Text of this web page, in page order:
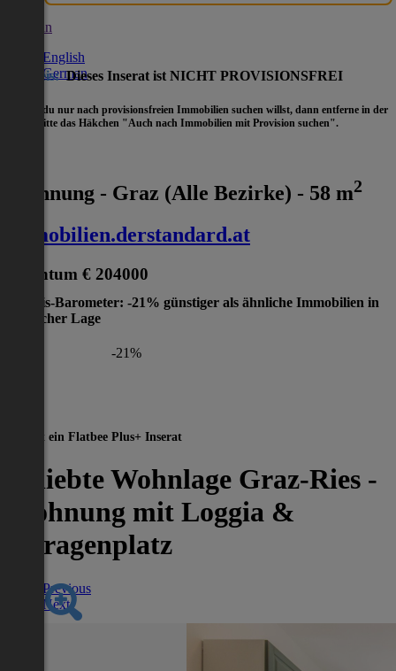
German
English
German
Hinweis:Dieses Inserat ist NICHT PROVISIONSFREI
- Wenn du nur nach provisionsfreien Immobilien suchen willst, dann entferne in der
bitte das Häkchen "Auch nach Immobilien mit Provision suchen".
Wohnung - Graz (Alle Bezirke) - 58 m2
immobilien.derstandard.at
Eigentum € 204000
Preis-Barometer: -21% günstiger als ähnliche Immobilien in
gleicher Lage
-21%
Dies ist ein Flatbee Plus+ Inserat
Beliebte Wohnlage Graz-Ries -
Wohnung mit Loggia &
Garagenplatz
Previous
Next